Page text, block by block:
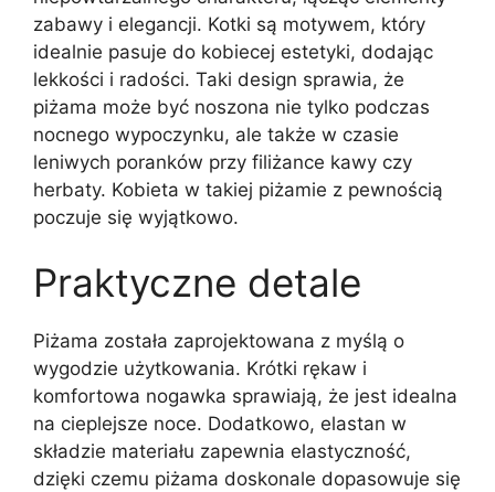
zabawy i elegancji. Kotki są motywem, który
idealnie pasuje do kobiecej estetyki, dodając
lekkości i radości. Taki design sprawia, że
piżama może być noszona nie tylko podczas
nocnego wypoczynku, ale także w czasie
leniwych poranków przy filiżance kawy czy
herbaty. Kobieta w takiej piżamie z pewnością
poczuje się wyjątkowo.
Praktyczne detale
Piżama została zaprojektowana z myślą o
wygodzie użytkowania. Krótki rękaw i
komfortowa nogawka sprawiają, że jest idealna
na cieplejsze noce. Dodatkowo, elastan w
składzie materiału zapewnia elastyczność,
dzięki czemu piżama doskonale dopasowuje się